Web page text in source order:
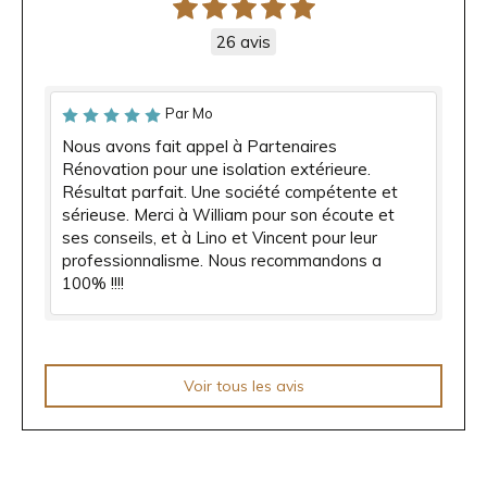
26 avis
Par Mo
Nous avons fait appel à Partenaires
Rénovation pour une isolation extérieure.
Résultat parfait. Une société compétente et
sérieuse. Merci à William pour son écoute et
ses conseils, et à Lino et Vincent pour leur
professionnalisme. Nous recommandons a
100% !!!!
Voir tous les avis